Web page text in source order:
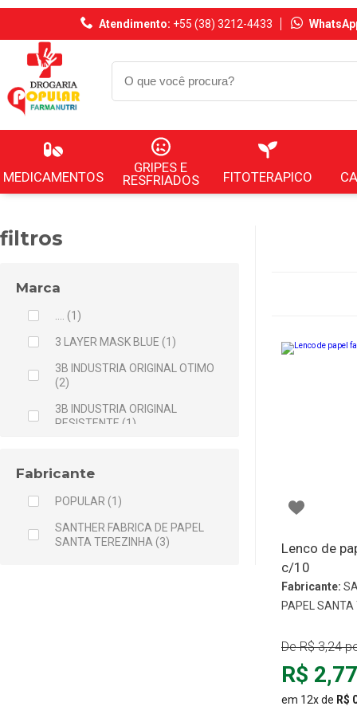
Atendimento: +55 (38) 3212-4433
MEDICAMENTOS
GRIPES E
RESFRIADOS
FITOTERAPICO
filtros
Marca
.... (1)
3 LAYER MASK BLUE (1)
3B INDUSTRIA ORIGINAL OTIMO
(2)
3B INDUSTRIA ORIGINAL
RESISTENTE (1)
ABC (1)
ABOVE (24)
ACHE (98)
Fabricante
POPULAR (1)
SANTHER FABRICA DE PAPEL
SANTA TEREZINHA (3)
Lenco de
c/10
Fabricante:
PAPEL SANTA
DeR$ 3,24
R$ 2,77
em 12x de R$